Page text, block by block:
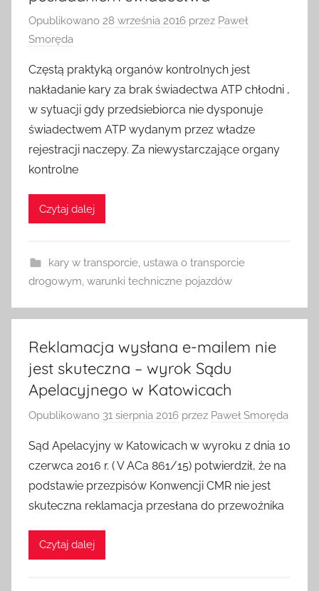
Opublikowano 28 września 2016 przez Paweł
Smoręda
Częstą praktyką organów kontrolnych jest
nakładanie kary za brak świadectwa ATP chłodni ,
w sytuacji gdy przedsiebiorca nie dysponuje
świadectwem ATP wydanym przez władze
rejestracji naczepy. Za niewystarczające organy
kontrolne
Czytaj dalej
kary w transporcie, ustawa o transporcie
drogowym, warunki techniczne pojazdów
Reklamacja wysłana e-mailem nie
jest skuteczna – wyrok Sądu
Apelacyjnego w Katowicach
Opublikowano 31 sierpnia 2016 przez Paweł Smoręda
Sąd Apelacyjny w Katowicach w wyroku z dnia 10
czerwca 2016 r. ( V ACa 861/15) potwierdził, że na
podstawie przezpisów Konwencji CMR nie jest
skuteczna reklamacja przesłana do przewoźnika
Czytaj dalej